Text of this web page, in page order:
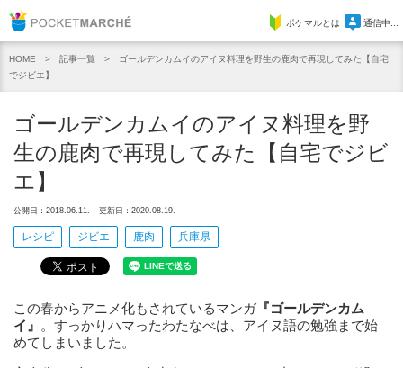
Pocket Marcheポケマルとは 通信中...
HOME 記事一覧
ゴールデンカムイのアイヌ料理を野生の鹿肉で再現してみた【自宅
でジビエ】
ゴールデンカムイのアイヌ料理を野
生の鹿肉で再現してみた【自宅でジビ
エ】
公開日：2018.06.11. 更新日：2020.08.19.
レシピ ジビエ 鹿肉 兵庫県
この春からアニメ化もされているマンガ 『ゴールデンカム
イ』 。すっかりハマったわたなべは、アイヌ語の勉強まで始
めてしまいました。